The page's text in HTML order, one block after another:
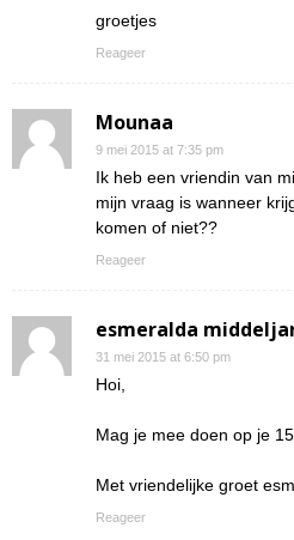
groetjes
Reageer
Mounaa
9 mei 2015 at 7:35 pm
Ik heb een vriendin van
mijn vraag is wanneer
komen of niet??
Reageer
esmeralda
31 mei 2015 at 6:50 pm
Hoi,
Mag je mee doen op je
Met vriendelijke groet
Reageer